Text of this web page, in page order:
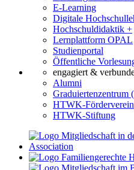
E-Learning
Digitale
Hochschuldidaktik +
Lernplattform OPAL
Studienportal
Öffentliche
engagiert &
Alumni
Graduiertenzentrum
HTWK-Förderverein
HTWK-Stiftung